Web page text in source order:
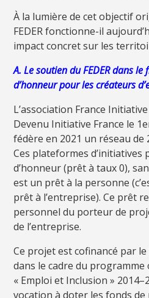
À la lumière de cet objectif
FEDER fonctionne-il
impact concret sur les
A. Le soutien du FEDER dans
d’honneur pour les créateurs
L’association France
Devenu Initiative France le
fédère en 2021 un réseau de
Ces plateformes
d’honneur (prêt à taux 0),
est un prêt à la personne
prêt à l’entreprise). Ce prêt
personnel du porteur de
de l’entreprise.
Ce projet est cofinancé par
dans le cadre du
« Emploi et Inclusion »
vocation à doter les fonds de